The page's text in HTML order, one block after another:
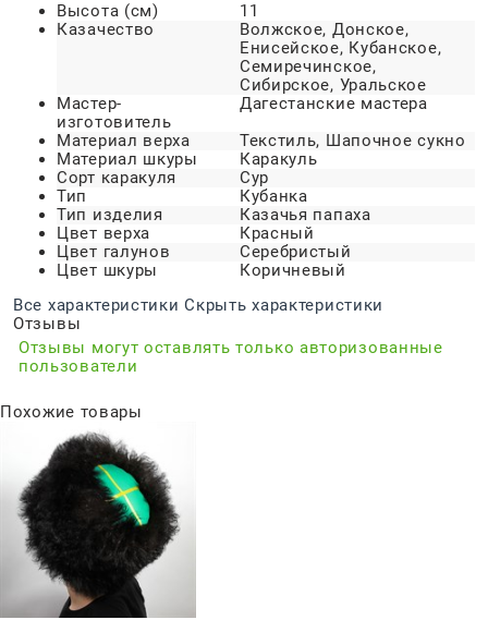
Высота (см)
11
Казачество
Волжское, Донское,
Енисейское, Кубанское,
Семиречинское,
Сибирское, Уральское
Мастер-
изготовитель
Дагестанские мастера
Материал верха
Текстиль, Шапочное сукно
Материал шкуры
Каракуль
Сорт каракуля
Сур
Тип
Кубанка
Тип изделия
Казачья папаха
Цвет верха
Красный
Цвет галунов
Серебристый
Цвет шкуры
Коричневый
Все характеристики Скрыть характеристики
Отзывы
Отзывы могут оставлять только авторизованные
пользователи
Похожие товары